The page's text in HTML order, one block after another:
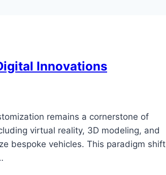
Innovations
remains a cornerstone of
virtual reality, 3D modeling, and
bespoke vehicles. This paradigm shift